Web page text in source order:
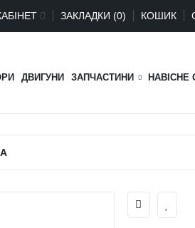
ЗАКЛАДКИ (0) КОШИК
ДВИГУНИ ЗАПЧАСТИНИ НАВІСНЕ